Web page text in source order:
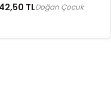
TLDoğan Çocuk